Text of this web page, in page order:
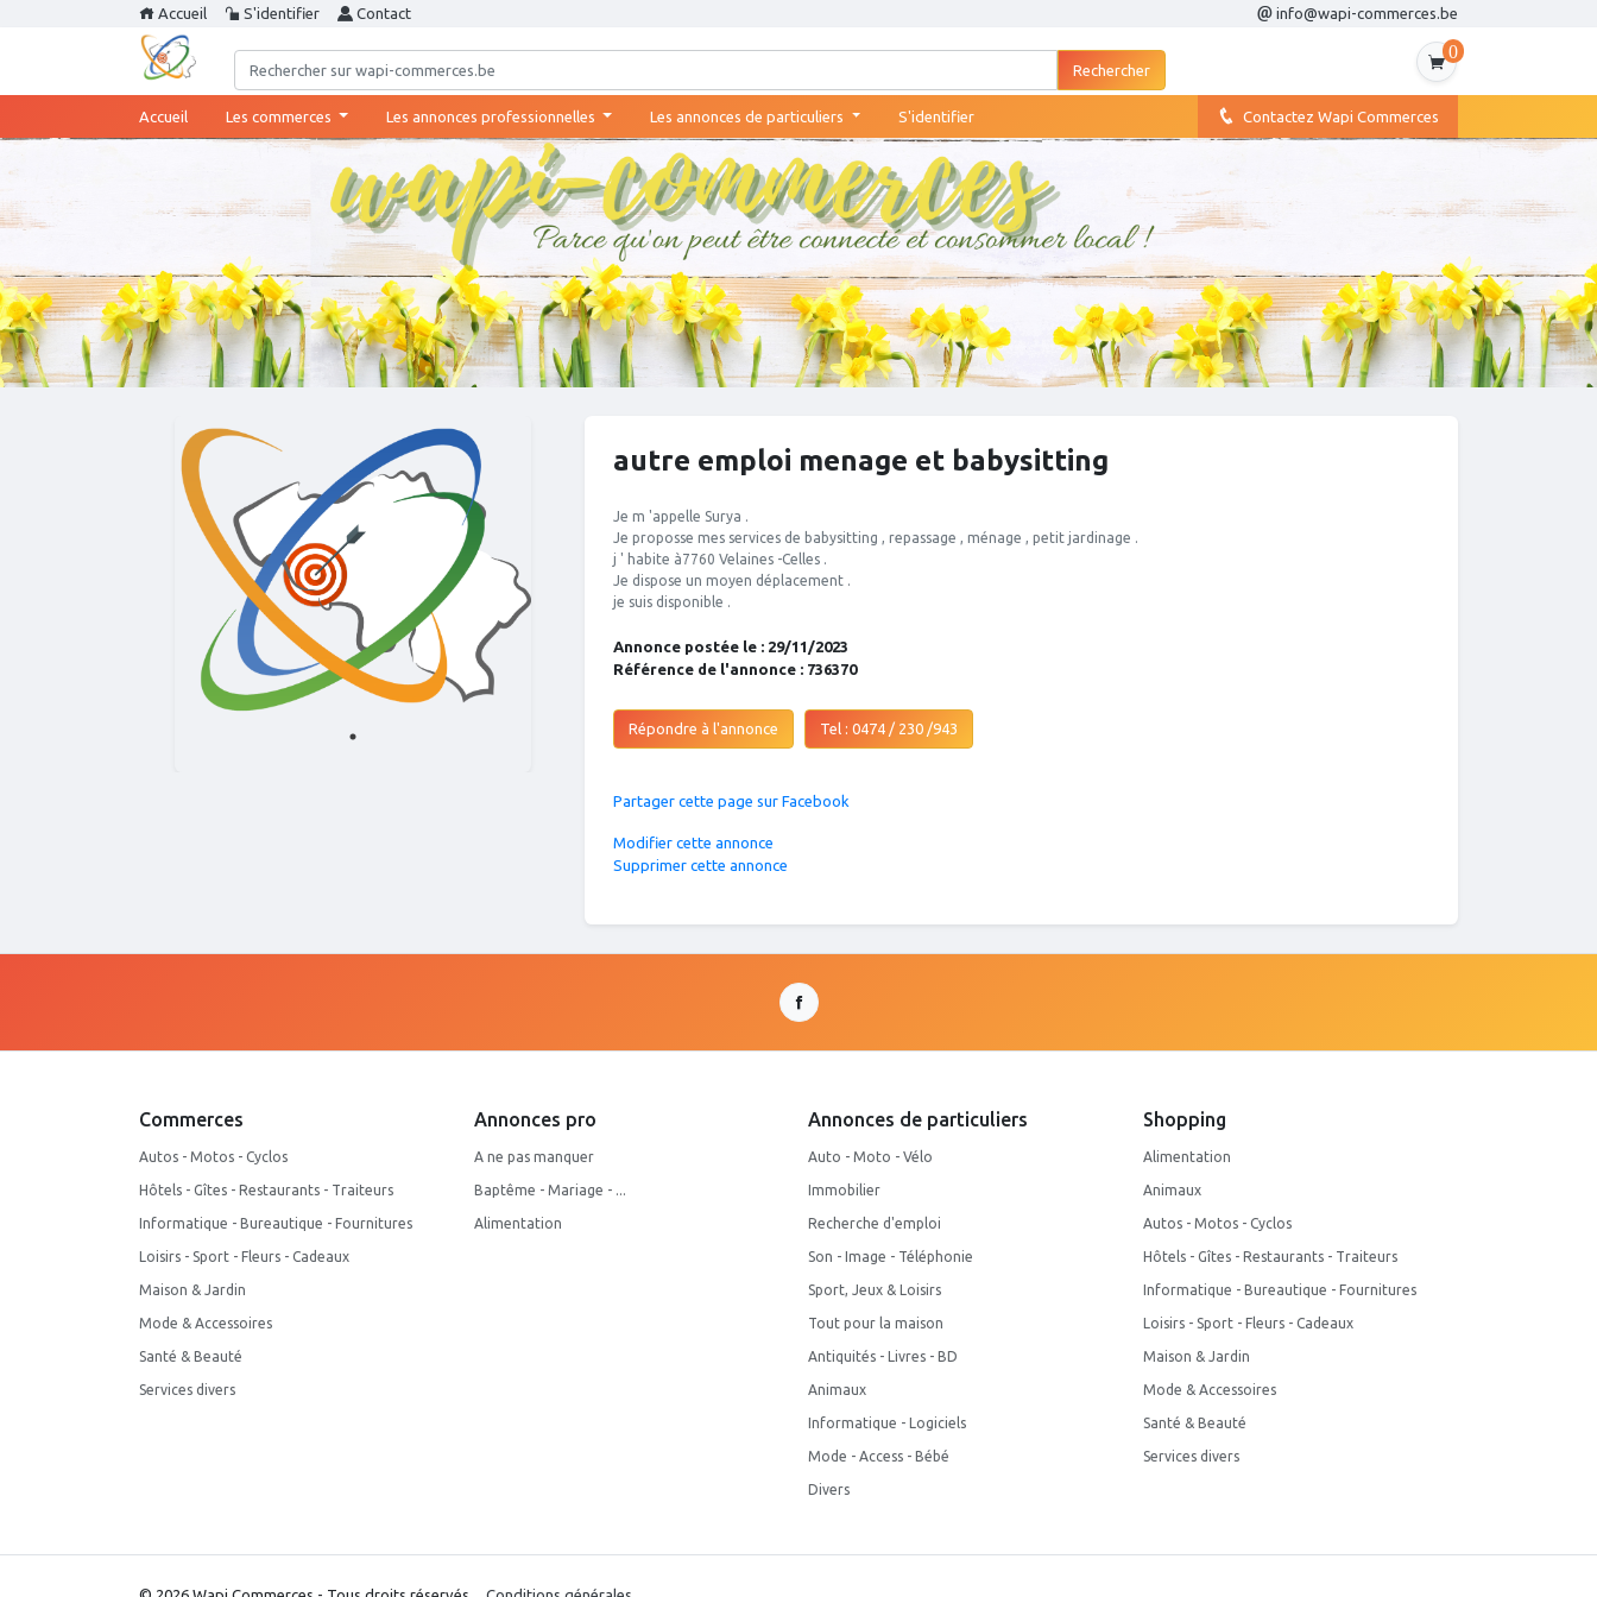
Accueil S'identifier Contact info@wapi-commerces.be
0
Accueil (current)Les commerces Les annonces professionnelles Les annonces de particuliers S'identifier Contactez Wapi Commerces
autre emploi menage et babysitting
Je m 'appelle Surya .
Je proposse mes services de babysitting , repassage , ménage , petit jardinage .
j ' habite à7760 Velaines -Celles .
Je dispose un moyen déplacement .
je suis disponible .
Annonce postée le : 29/11/2023
Référence de l'annonce : 736370
Répondre à l'annonce Tel : 0474 / 230 /943
Partager cette page sur Facebook
Modifier cette annonce
Supprimer cette annonce
Commerces
Autos - Motos - Cyclos
Hôtels - Gîtes - Restaurants - Traiteurs
Informatique - Bureautique - Fournitures
Loisirs - Sport - Fleurs - Cadeaux
Maison & Jardin
Mode & Accessoires
Santé & Beauté
Services divers
Annonces pro
A ne pas manquer
Baptême - Mariage - ...
Alimentation
Annonces de particuliers
Auto - Moto - Vélo
Immobilier
Recherche d'emploi
Son - Image - Téléphonie
Sport, Jeux & Loisirs
Tout pour la maison
Antiquités - Livres - BD
Animaux
Informatique - Logiciels
Mode - Access - Bébé
Divers
Shopping
Alimentation
Animaux
Autos - Motos - Cyclos
Hôtels - Gîtes - Restaurants - Traiteurs
Informatique - Bureautique - Fournitures
Loisirs - Sport - Fleurs - Cadeaux
Maison & Jardin
Mode & Accessoires
Santé & Beauté
Services divers